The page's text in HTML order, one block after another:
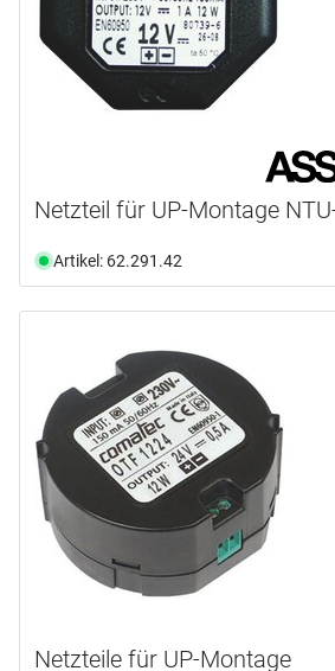
Netzteil für UP-Montage
Artikel: 62.291.42
Netzteile für UP-Montage